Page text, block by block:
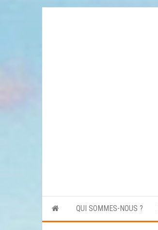
QUI SOMMES-NOUS ?